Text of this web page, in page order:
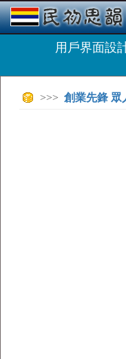
用戶界面設
>>> 創業先鋒 眾